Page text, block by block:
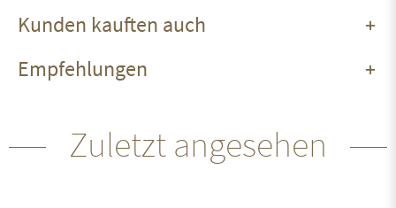
Kunden kauften auch
Empfehlungen
Zuletzt angesehen